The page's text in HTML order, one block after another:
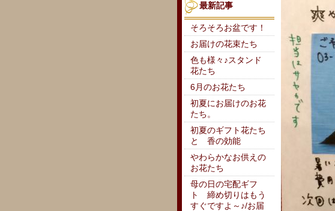
最新記事
そろそろお盆です！
お届けの花束たち
色も様々♪スタンド
花たち
6月のお花たち
初夏にお届けのお花
たち。
初夏のギフト花たち
と 香の効能
やわらかなお供えの
お花たち
母の日の宅配ギフ
ト 締め切りはもう
すぐですよ～♪/お届